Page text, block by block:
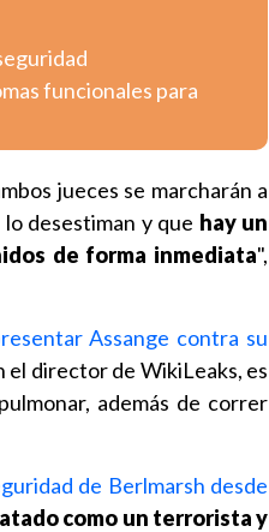
funcionales para
jueces se marcharán a
desestiman y que hay un
de forma inmediata",
Assange contra su
el director de WikiLeaks, es
además de correr
de Berlmarsh desde
como un terrorista y